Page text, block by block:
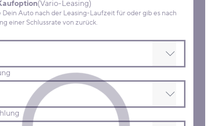
(Vario-Leasing)
Auto nach der Leasing-Laufzeit für oder gib es nach
Zahlung einer Schlussrate von zurück.